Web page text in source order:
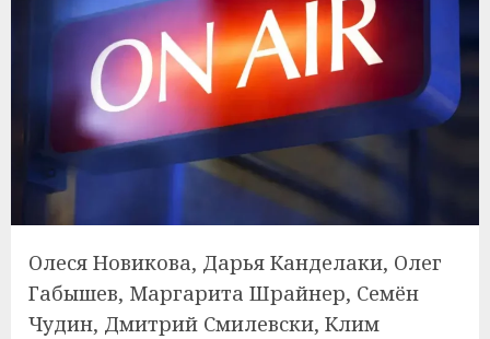
Олеся Новикова, Дарья Канделаки, Олег
Габышев, Маргарита Шрайнер, Семён
Чудин, Дмитрий Смилевски, Клим